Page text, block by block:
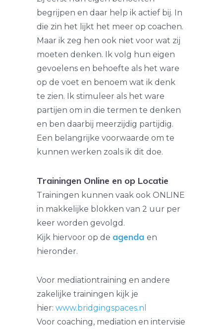
begrijpen en daar help ik actief bij. In
die zin het lijkt het meer op coachen.
Maar ik zeg hen ook niet voor wat zij
moeten denken. Ik volg hun eigen
gevoelens en behoefte als het ware
op de voet en benoem wat ik denk
te zien. Ik stimuleer als het ware
partijen om in die termen te denken
en ben daarbij meerzijdig partijdig.
Een belangrijke voorwaarde om te
kunnen werken zoals ik dit doe.
Trainingen Online en op Locatie
Trainingen kunnen vaak ook ONLINE
in makkelijke blokken van 2 uur per
keer worden gevolgd.
Kijk hiervoor op de agenda en
hieronder.
Voor mediationtraining en andere
zakelijke trainingen kijk je
hier: www.bridgingspaces.nl
Voor coaching, mediation en intervisie